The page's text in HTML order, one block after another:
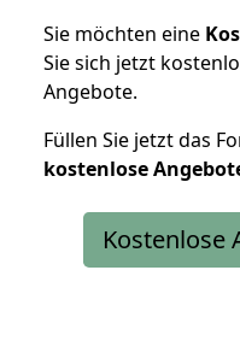
Sie möchten eine
Sie sich jetzt
Angebote.
Füllen Sie jetzt das
kostenlose
Kostenlose